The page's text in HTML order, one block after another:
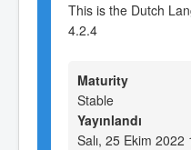
This is the Dutch
4.2.4
Maturity
Stable
Yayınlandı
Salı, 25 Ekim 2022